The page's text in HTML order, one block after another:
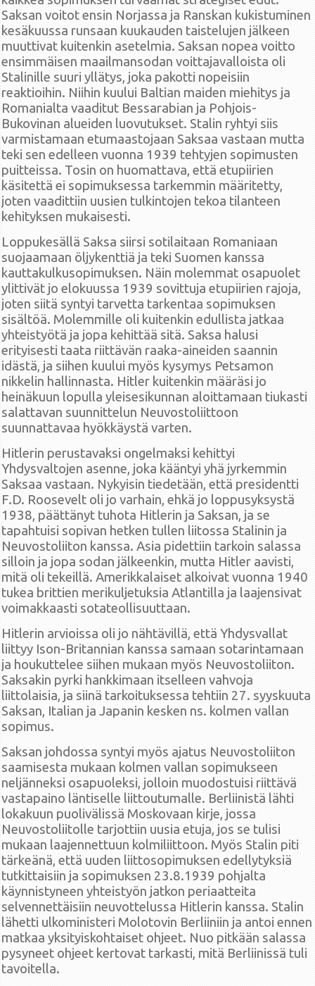
Saksan voitot ensin Norjassa ja Ranskan kukistuminen
kesäkuussa runsaan kuukauden taistelujen jälkeen
muuttivat kuitenkin asetelmia. Saksan nopea voitto
ensimmäisen maailmansodan voittajavalloista oli
Stalinille suuri yllätys, joka pakotti nopeisiin
reaktioihin. Niihin kuului Baltian maiden miehitys ja
Romanialta vaaditut Bessarabian ja Pohjois-
Bukovinan alueiden luovutukset. Stalin ryhtyi siis
varmistamaan etumaastojaan Saksaa vastaan mutta
teki sen edelleen vuonna 1939 tehtyjen sopimusten
puitteissa. Tosin on huomattava, että etupiirien
käsitettä ei sopimuksessa tarkemmin määritetty,
joten vaadittiin uusien tulkintojen tekoa tilanteen
kehityksen mukaisesti.
Loppukesällä Saksa siirsi sotilaitaan Romaniaan
suojaamaan öljykenttiä ja teki Suomen kanssa
kauttakulkusopimuksen. Näin molemmat osapuolet
ylittivät jo elokuussa 1939 sovittuja etupiirien rajoja,
joten siitä syntyi tarvetta tarkentaa sopimuksen
sisältöä. Molemmille oli kuitenkin edullista jatkaa
yhteistyötä ja jopa kehittää sitä. Saksa halusi
erityisesti taata riittävän raaka-aineiden saannin
idästä, ja siihen kuului myös kysymys Petsamon
nikkelin hallinnasta. Hitler kuitenkin määräsi jo
heinäkuun lopulla yleisesikunnan aloittamaan tiukasti
salattavan suunnittelun Neuvostoliittoon
suunnattavaa hyökkäystä varten.
Hitlerin perustavaksi ongelmaksi kehittyi
Yhdysvaltojen asenne, joka kääntyi yhä jyrkemmin
Saksaa vastaan. Nykyisin tiedetään, että presidentti
F.D. Roosevelt oli jo varhain, ehkä jo loppusyksystä
1938, päättänyt tuhota Hitlerin ja Saksan, ja se
tapahtuisi sopivan hetken tullen liitossa Stalinin ja
Neuvostoliiton kanssa. Asia pidettiin tarkoin salassa
silloin ja jopa sodan jälkeenkin, mutta Hitler aavisti,
mitä oli tekeillä. Amerikkalaiset alkoivat vuonna 1940
tukea brittien merikuljetuksia Atlantilla ja laajensivat
voimakkaasti sotateollisuuttaan.
Hitlerin arvioissa oli jo nähtävillä, että Yhdysvallat
liittyy Ison-Britannian kanssa samaan sotarintamaan
ja houkuttelee siihen mukaan myös Neuvostoliiton.
Saksakin pyrki hankkimaan itselleen vahvoja
liittolaisia, ja siinä tarkoituksessa tehtiin 27. syyskuuta
Saksan, Italian ja Japanin kesken ns. kolmen vallan
sopimus.
Saksan johdossa syntyi myös ajatus Neuvostoliiton
saamisesta mukaan kolmen vallan sopimukseen
neljänneksi osapuoleksi, jolloin muodostuisi riittävä
vastapaino läntiselle liittoutumalle. Berliinistä lähti
lokakuun puolivälissä Moskovaan kirje, jossa
Neuvostoliitolle tarjottiin uusia etuja, jos se tulisi
mukaan laajennettuun kolmiliittoon. Myös Stalin piti
tärkeänä, että uuden liittosopimuksen edellytyksiä
tutkittaisiin ja sopimuksen 23.8.1939 pohjalta
käynnistyneen yhteistyön jatkon periaatteita
selvennettäisiin neuvottelussa Hitlerin kanssa. Stalin
lähetti ulkoministeri Molotovin Berliiniin ja antoi ennen
matkaa yksityiskohtaiset ohjeet. Nuo pitkään salassa
pysyneet ohjeet kertovat tarkasti, mitä Berliinissä tuli
tavoitella.